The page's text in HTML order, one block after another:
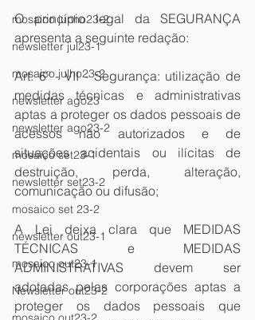
mosaico junho23-2
newsletter jul23-1
mosaico julho23-2
newsletter ago23
newsletter ago23-2
mosaico set23-1
newsletter set23-2
mosaico set 23-2
newsletter out23-1
mosaico out23-1
Newsletter out23-2
O princípio legal da SEGURANÇA
apresenta a seguinte redação:
Art. 6º - VII - Segurança: utilização de
medidas técnicas e administrativas
aptas a proteger os dados pessoais de
acessos não autorizados e de
situações acidentais ou ilícitas de
destruição, perda, alteração,
comunicação ou difusão;
A Lei deixa clara que MEDIDAS
TÉCNICAS e MEDIDAS
ADMINISTRATIVAS devem ser
adotadas pelas corporações aptas a
proteger os dados pessoais que